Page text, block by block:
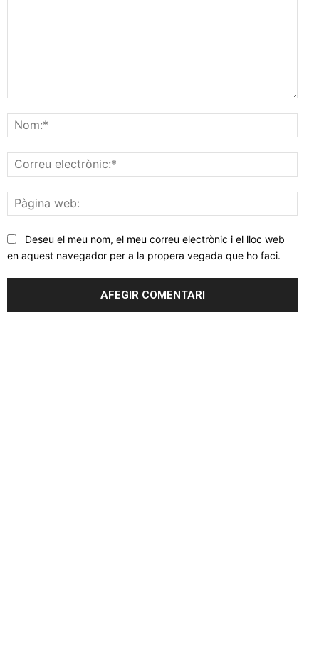
web:
Deseu el meu nom, el meu correu electrònic i el lloc web
en aquest navegador per a la propera vegada que ho faci.